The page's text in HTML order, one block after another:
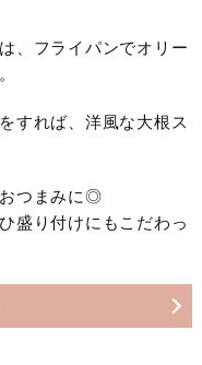
、フライパンでオリー
すれば、洋風な大根ス
つまみに◎
盛り付けにもこだわっ